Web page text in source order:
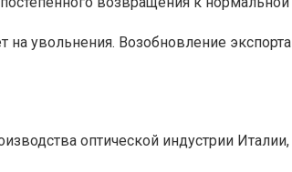
увольнения. Возобновление экспорта
оптической индустрии Италии,